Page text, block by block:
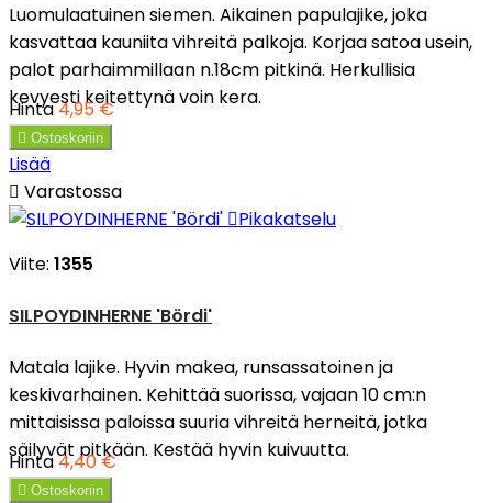
Luomulaatuinen siemen. Aikainen papulajike, joka
kasvattaa kauniita vihreitä palkoja. Korjaa satoa usein,
palot parhaimmillaan n.18cm pitkinä. Herkullisia
kevyesti keitettynä voin kera.
Hinta4,95 €
 Ostoskoriin
Lisää
 Varastossa
Pikakatselu
Viite: 1355
SILPOYDINHERNE 'Bördi'
Matala lajike. Hyvin makea, runsassatoinen ja
keskivarhainen. Kehittää suorissa, vajaan 10 cm:n
mittaisissa paloissa suuria vihreitä herneitä, jotka
säilyvät pitkään. Kestää hyvin kuivuutta.
Hinta4,40 €
 Ostoskoriin